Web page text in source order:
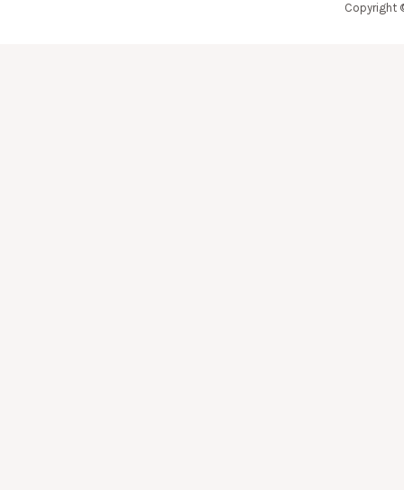
Copyright